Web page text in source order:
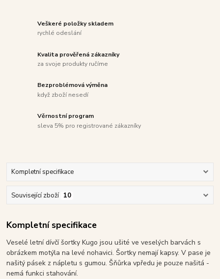
Veškeré položky skladem
rychlé odeslání
Kvalita prověřená zákazníky
za svoje produkty ručíme
Bezproblémová výměna
když zboží nesedí
Věrnostní program
sleva 5% pro registrované zákazníky
Kompletní specifikace
Související zboží 10
Kompletní specifikace
Veselé letní dívčí šortky Kugo jsou ušité ve veselých barvách s
obrázkem motýla na levé nohavici. Šortky nemají kapsy. V pase je
našitý pásek z nápletu s gumou. Šňůrka vpředu je pouze našitá -
nemá funkci stahování.